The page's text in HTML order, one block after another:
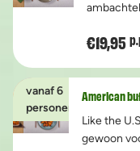
€19,95
vanaf 6
personen
American
Like the
gewoon